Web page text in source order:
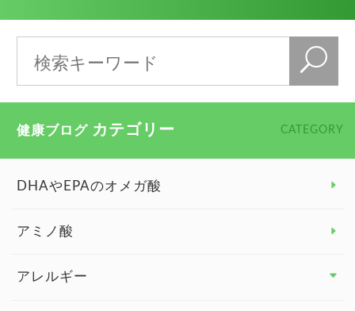
健康ブログ カテゴリー CATEGORY
DHAやEPAのオメガ酸
アミノ酸
アレルギー